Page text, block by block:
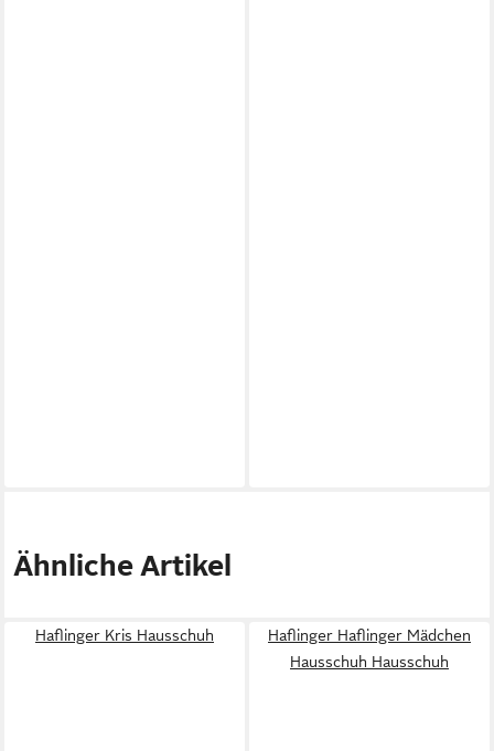
Ähnliche Artikel
Haflinger Kris Hausschuh
Haflinger Haflinger Mädchen
Hausschuh Hausschuh